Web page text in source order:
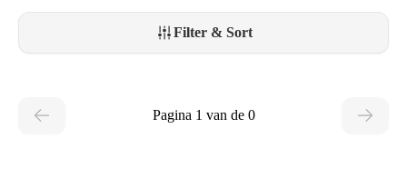
Filter & Sort
Pagina 1 van de 0